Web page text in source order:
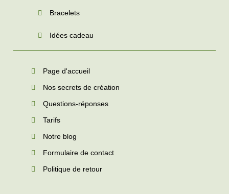
Bracelets
Idées cadeau
Page d'accueil
Nos secrets de création
Questions-réponses
Tarifs
Notre blog
Formulaire de contact
Politique de retour